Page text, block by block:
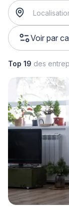
Voir par
Top 19 des